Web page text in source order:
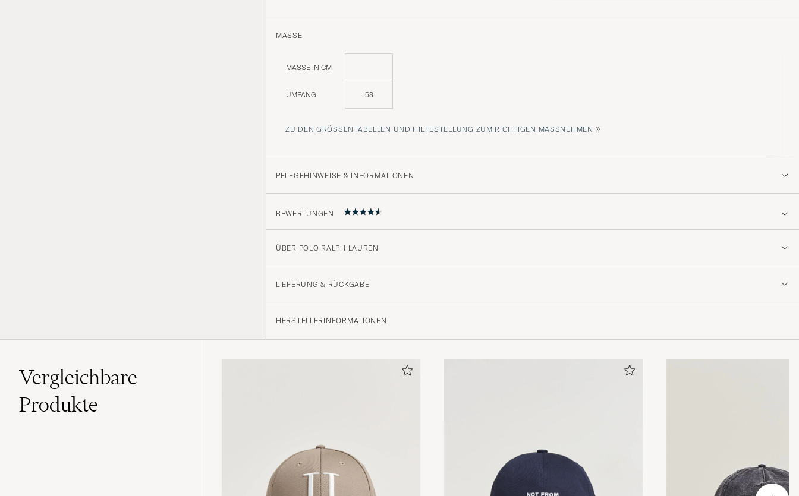
MASSE
MASSE IN CM
UMFANG 58
ZU DEN GRÖSSENTABELLEN UND HILFESTELLUNG ZUM RICHTIGEN MASSNEHMEN »
PFLEGEHINWEISE & INFORMATIONEN
BEWERTUNGEN
4.7
(359)
Klassisk keps för bra pris
ANNICKA O GEKAUFT AM AUF CAREOFCARL.SE
ÜBER POLO RALPH LAUREN
LIEFERUNG & RÜCKGABE
HERSTELLERINFORMATIONEN
Vergleichbare
Produkte